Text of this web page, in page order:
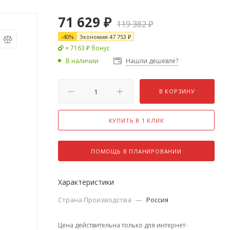
71 629 ₽ 119 382₽
-40% Экономия 47 753 ₽
+ 7163 ₽ бонус
В наличии
Нашли дешевле?
В КОРЗИНУ
КУПИТЬ В 1 КЛИК
ПОМОЩЬ В ПЛАНИРОВАНИИ
Характеристики
Страна Производства — Россия
Цена действительна только для интернет-